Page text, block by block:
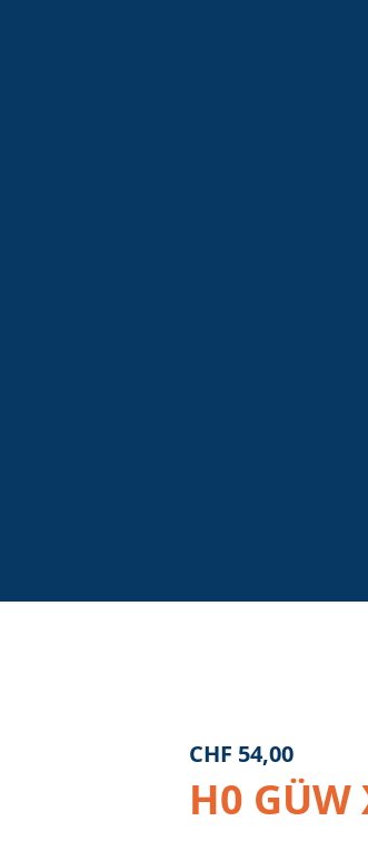
CHF 54,00
H0